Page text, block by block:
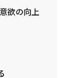
欲の向上